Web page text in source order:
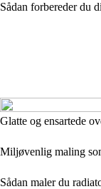
Sådan forbereder du
Glatte og ensartede
Miljøvenlig maling
Sådan maler du